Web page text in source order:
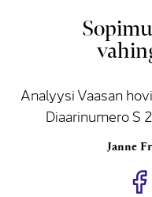
Analyysi Vaasan
Diaarinumero S
Janne